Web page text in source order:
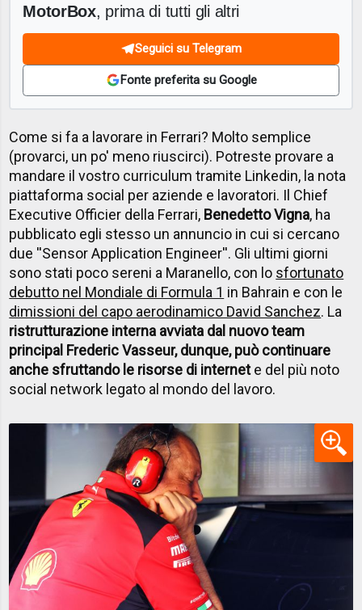
MotorBox, prima di tutti gli altri
Seguici su Telegram
Fonte preferita su Google
Come si fa a lavorare in Ferrari? Molto semplice
(provarci, un po' meno riuscirci). Potreste provare a
mandare il vostro curriculum tramite Linkedin, la nota
piattaforma social per aziende e lavoratori. Il Chief
Executive Officier della Ferrari, Benedetto Vigna, ha
pubblicato egli stesso un annuncio in cui si cercano
due ''Sensor Application Engineer''. Gli ultimi giorni
sono stati poco sereni a Maranello, con lo sfortunato
debutto nel Mondiale di Formula 1 in Bahrain e con le
dimissioni del capo aerodinamico David Sanchez. La
ristrutturazione interna avviata dal nuovo team
principal Frederic Vasseur, dunque, può continuare
anche sfruttando le risorse di internete del più noto
social network legato al mondo del lavoro.